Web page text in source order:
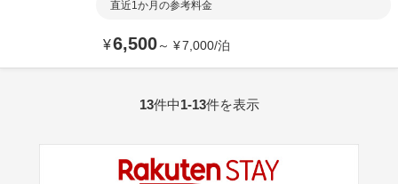
直近1か月の参考料金
¥6,500～ ¥7,000/泊
13件中1-13件を表示